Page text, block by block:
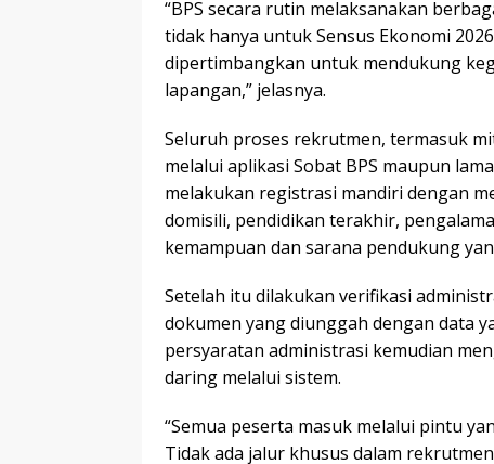
“BPS secara rutin melaksanakan
tidak hanya untuk Sensus Ekonomi
dipertimbangkan untuk mendukung
lapangan,” jelasnya.
Seluruh proses rekrutmen, termasuk
melalui aplikasi Sobat BPS maupun
melakukan registrasi mandiri dengan
domisili, pendidikan terakhir,
kemampuan dan sarana pendukung
Setelah itu dilakukan verifikasi
dokumen yang diunggah dengan data
persyaratan administrasi kemudian
daring melalui sistem.
“Semua peserta masuk melalui pintu
Tidak ada jalur khusus dalam